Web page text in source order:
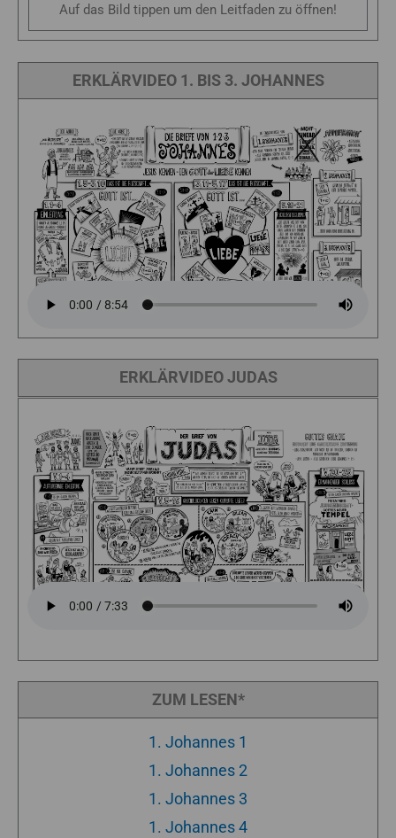
Auf das Bild tippen um den Leitfaden zu öffnen!
ERKLÄRVIDEO 1. BIS 3. JOHANNES
ERKLÄRVIDEO JUDAS
ZUM LESEN*
1. Johannes 1
1. Johannes 2
1. Johannes 3
1. Johannes 4